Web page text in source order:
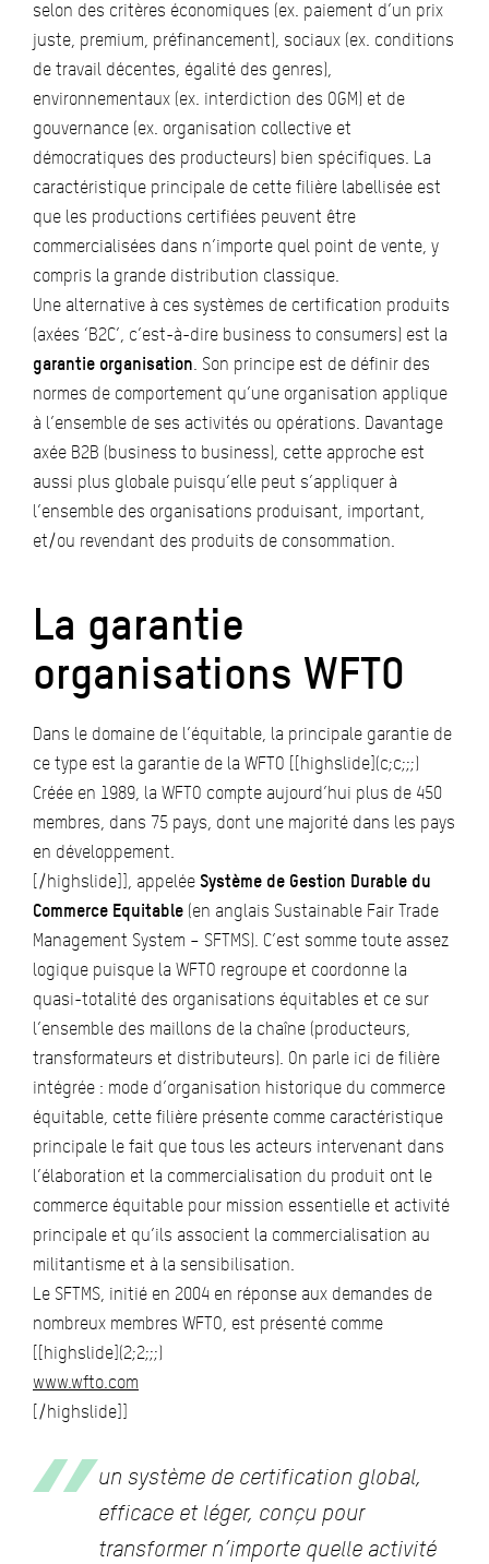
selon des critères économiques (ex. paiement d’un prix
juste, premium, préfinancement), sociaux (ex. conditions
de travail décentes, égalité des genres),
environnementaux (ex. interdiction des OGM) et de
gouvernance (ex. organisation collective et
démocratiques des producteurs) bien spécifiques. La
caractéristique principale de cette filière labellisée est
que les productions certifiées peuvent être
commercialisées dans n’importe quel point de vente, y
compris la grande distribution classique.
Une alternative à ces systèmes de certification produits
(axées ‘B2C’, c’est-à-dire business to consumers) est la
garantie organisation. Son principe est de définir des
normes de comportement qu’une organisation applique
à l’ensemble de ses activités ou opérations. Davantage
axée B2B (business to business), cette approche est
aussi plus globale puisqu’elle peut s’appliquer à
l’ensemble des organisations produisant, important,
et/ou revendant des produits de consommation.
La garantie
organisations WFTO
Dans le domaine de l’équitable, la principale garantie de
ce type est la garantie de la WFTO [[highslide](c;c;;;)
Créée en 1989, la WFTO compte aujourd’hui plus de 450
membres, dans 75 pays, dont une majorité dans les pays
en développement.
[/highslide]], appelée Système de Gestion Durable du
Commerce Equitable (en anglais Sustainable Fair Trade
Management System – SFTMS). C’est somme toute assez
logique puisque la WFTO regroupe et coordonne la
quasi-totalité des organisations équitables et ce sur
l’ensemble des maillons de la chaîne (producteurs,
transformateurs et distributeurs). On parle ici de filière
intégrée : mode d’organisation historique du commerce
équitable, cette filière présente comme caractéristique
principale le fait que tous les acteurs intervenant dans
l’élaboration et la commercialisation du produit ont le
commerce équitable pour mission essentielle et activité
principale et qu’ils associent la commercialisation au
militantisme et à la sensibilisation.
Le SFTMS, initié en 2004 en réponse aux demandes de
nombreux membres WFTO, est présenté comme
[[highslide](2;2;;;)
www.wfto.com
[/highslide]]
un système de certification global,
efficace et léger, conçu pour
transformer n’importe quelle activité